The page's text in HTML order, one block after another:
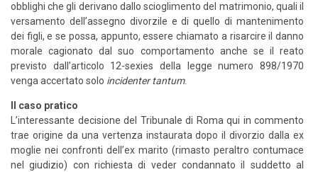
obblighi che gli derivano dallo scioglimento del matrimonio, quali il
versamento dell’assegno divorzile e di quello di mantenimento
dei figli, e se possa, appunto, essere chiamato a risarcire il danno
morale cagionato dal suo comportamento anche se il reato
previsto dall’articolo 12-sexies della legge numero 898/1970
venga accertato solo incidenter tantum.
Il caso pratico
L’interessante decisione del Tribunale di Roma qui in commento
trae origine da una vertenza instaurata dopo il divorzio dalla ex
moglie nei confronti dell’ex marito (rimasto peraltro contumace
nel giudizio) con richiesta di veder condannato il suddetto al